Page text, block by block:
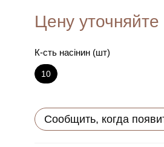
Цену уточняйте
К-сть насінин (шт)
10
Сообщить, когда